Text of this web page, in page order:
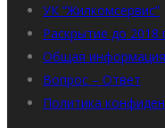
УК “Жилкомсервис”
Раскрытие до 2018
Общая информация
Вопрос – Ответ
Политика